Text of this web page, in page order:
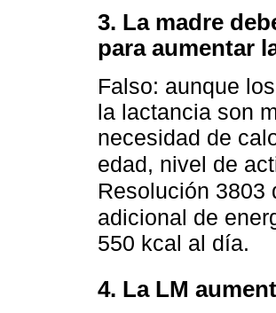
3. La madre
para aumentar
Falso: aunque
la lactancia son
necesidad de
edad, nivel de
Resolución 3803
adicional de
550 kcal al día.
4. La LM